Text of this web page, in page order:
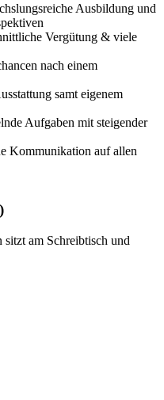
Ausbildung und
Vergütung & viele
nach einem
samt eigenem
Aufgaben mit steigender
Kommunikation auf allen